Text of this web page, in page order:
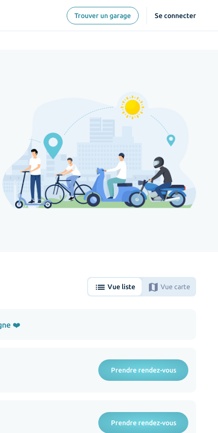
Trouver un garage Se connecter
list Vue liste map Vue carte
❤️
Prendre rendez-vous
Prendre rendez-vous